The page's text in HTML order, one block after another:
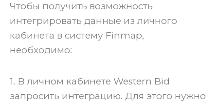
Чтобы получить возможность
интегрировать данные из личного
кабинета в систему Finmap,
необходимо:
1. В личном кабинете Western Bid
запросить интеграцию. Для этого нужно